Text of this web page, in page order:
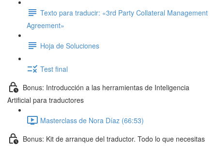
Texto para traducir: «3rd Party Collateral Management
Agreement»
Hoja de Soluciones
Test final
Bonus: Introducción a las herramientas de Inteligencia
Artificial para traductores
Masterclass de Nora Díaz (66:53)
Bonus: Kit de arranque del traductor. Todo lo que necesitas